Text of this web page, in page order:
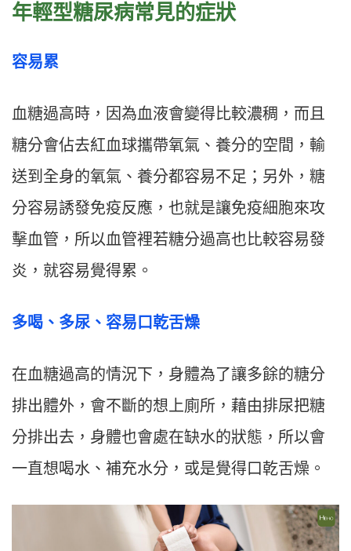
年輕型糖尿病常見的症狀
容易累
血糖過高時，因為血液會變得比較濃稠，而且
糖分會佔去紅血球攜帶氧氣、養分的空間，輸
送到全身的氧氣、養分都容易不足；另外，糖
分容易誘發免疫反應，也就是讓免疫細胞來攻
擊血管，所以血管裡若糖分過高也比較容易發
炎，就容易覺得累。
多喝、多尿、容易口乾舌燥
在血糖過高的情況下，身體為了讓多餘的糖分
排出體外，會不斷的想上廁所，藉由排尿把糖
分排出去，身體也會處在缺水的狀態，所以會
一直想喝水、補充水分，或是覺得口乾舌燥。